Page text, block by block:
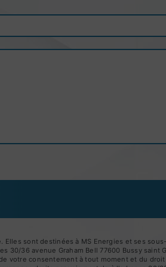
sont destinées à MS Energies et ses
30/36 avenue Graham Bell 77600 Bussy saint
votre consentement à tout moment et du droit